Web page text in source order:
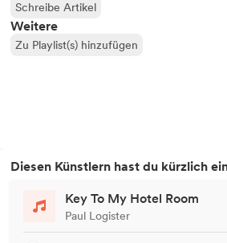
Schreibe Artikel
Weitere
Zu Playlist(s) hinzufügen
Diesen Künstlern hast du kürzlich
Key To My Hotel Room
Paul Logister